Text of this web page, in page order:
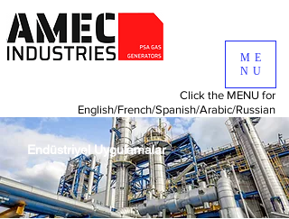
Click the MENU for
English/French/Spanish/Arabic/Russian
ME
NU
Endüstriyel Uygulamalar